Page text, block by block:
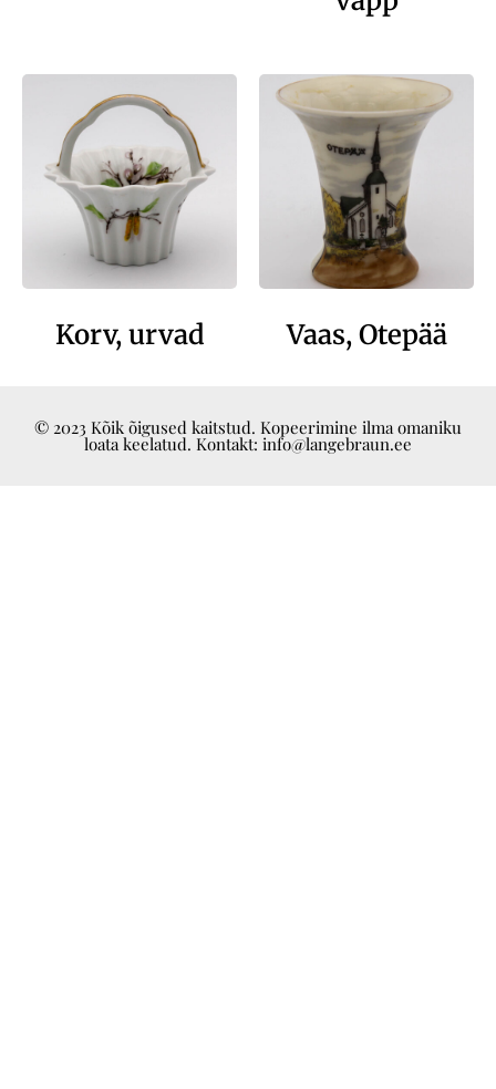
Korv, urvad Vaas, Otepää
© 2023 Kõik õigused kaitstud. Kopeerimine ilma omaniku
loata keelatud. Kontakt: info@langebraun.ee